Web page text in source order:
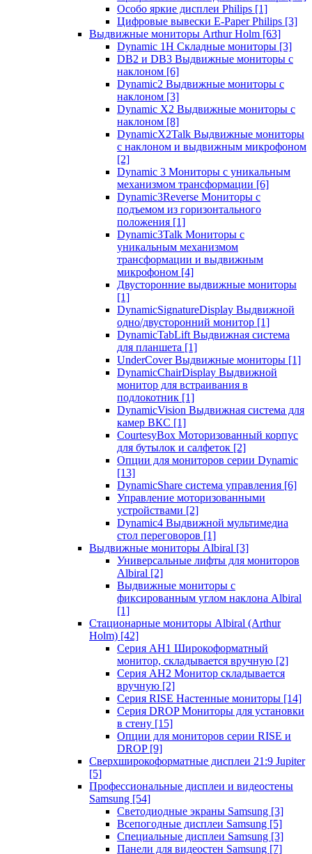
Особо яркие дисплеи Philips [1]
Цифровые вывески E-Paper Philips [3]
Выдвижные мониторы Arthur Holm [63]
Dynamic 1Н Складные мониторы [3]
DB2 и DB3 Выдвижные мониторы с
наклоном [6]
Dynamic2 Выдвижные мониторы с
наклоном [3]
Dynamic X2 Выдвижные мониторы с
наклоном [8]
DynamicX2Talk Выдвижные мониторы
с наклоном и выдвижным микрофоном
[2]
Dynamic 3 Мониторы с уникальным
механизмом трансформации [6]
Dynamic3Reverse Мониторы с
подъемом из горизонтального
положения [1]
Dynamic3Talk Мониторы с
уникальным механизмом
трансформации и выдвижным
микрофоном [4]
Двусторонние выдвижные мониторы
[1]
DynamicSignatureDisplay Выдвижной
одно/двусторонний монитор [1]
DynamicTabLift Выдвижная система
для планшета [1]
UnderCover Выдвижные мониторы [1]
DynamicChairDisplay Выдвижной
монитор для встраивания в
подлокотник [1]
DynamicVision Выдвижная система для
камер ВКС [1]
CourtesyBox Моторизованный корпус
для бутылок и салфеток [2]
Опции для мониторов серии Dynamic
[13]
DynamicShare система управления [6]
Управление моторизованными
устройствами [2]
Dynamic4 Выдвижной мультимедиа
стол переговоров [1]
Выдвижные мониторы Albiral [3]
Универсальные лифты для мониторов
Albiral [2]
Выдвижные мониторы с
фиксированным углом наклона Albiral
[1]
Стационарные мониторы Albiral (Arthur
Holm) [42]
Серия AH1 Широкоформатный
монитор, складывается вручную [2]
Серия AH2 Монитор складывается
вручную [2]
Серия RISE Настенные мониторы [14]
Серия DROP Мониторы для установки
в стену [15]
Опции для мониторов серии RISE и
DROP [9]
Сверхширокоформатные дисплеи 21:9 Jupiter
[5]
Профессиональные дисплеи и видеостены
Samsung [54]
Светодиодные экраны Samsung [3]
Всепогодные дисплеи Samsung [5]
Специальные дисплеи Samsung [3]
Панели для видеостен Samsung [7]